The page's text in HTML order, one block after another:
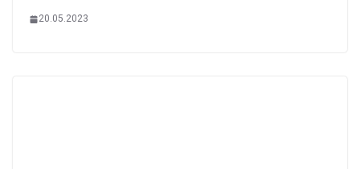
20.05.2023